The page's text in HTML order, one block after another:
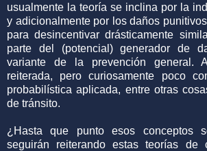
usualmente la teoría se inclina por la
y adicionalmente por los daños
para desincentivar drásticamente
parte del (potencial) generador de
variante de la prevención general.
reiterada, pero curiosamente poco
probabilística aplicada, entre otras
de tránsito.
¿Hasta que punto esos conceptos
seguirán reiterando estas teorías